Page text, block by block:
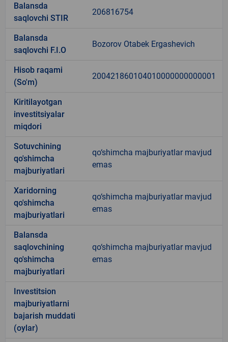
Balansda
saqlovchi STIR
206816754
Balansda
saqlovchi F.I.O
Bozorov Otabek Ergashevich
Hisob raqami
(So'm)
200421860104010000000000001
Kiritilayotgan
investitsiyalar
miqdori
Sotuvchining
qo'shimcha
majburiyatlari
qo‘shimcha majburiyatlar mavjud
emas
Xaridorning
qo'shimcha
majburiyatlari
qo‘shimcha majburiyatlar mavjud
emas
Balansda
saqlovchining
qo'shimcha
majburiyatlari
qo‘shimcha majburiyatlar mavjud
emas
Investitsion
majburiyatlarni
bajarish muddati
(oylar)